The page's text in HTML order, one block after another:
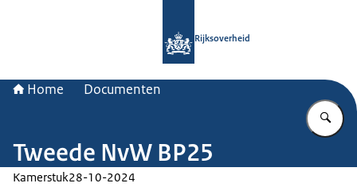
Rijksoverheid
Home Documenten
Tweede NvW BP25
Kamerstuk28-10-2024